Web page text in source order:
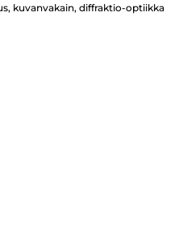
kuvanvakain, diffraktio-optiikka